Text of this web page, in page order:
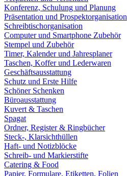
Konferenz, Schulung und Planung
Präsentation und Prospektorganisation
Schreibtischorganisation
Computer und Smartphone Zubehör
Stempel und Zubehör
Timer, Kalender und Jahresplaner
Taschen, Koffer und Lederwaren
Geschäftsausstattung
Schutz und Erste Hilfe
Schöner Schenken
Büroausstattung
Kuvert & Taschen
Spagat
Ordner, Register & Ringbücher
Steck-, Klarsichthüllen
Haft- und Notizblöcke
Schreib- und Markierstifte
Catering & Food
Papier, Formulare, Etiketten, Folien